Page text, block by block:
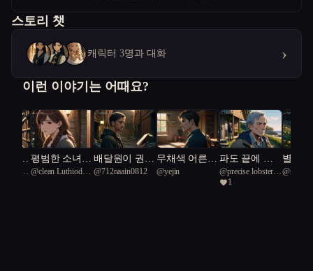
스토리 챗
캐릭터 3명과 대화 ›
이런 이야기는 어때요?
작된
Seagull
평범한 소녀
궁궐의 비밀을
@clean Luthiodon
배달원이 권력
의 밀실을 엿
@712naain0812
무채색 어른이
낙엽 이불을
@yejin
파도 끝에 남
은 자들의 노
래
@precise lobster
541
별빛
서약
@